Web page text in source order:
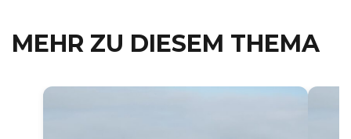
MEHR ZU DIESEM THEMA